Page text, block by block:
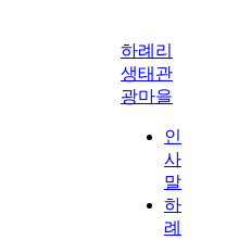
하례리
생태관
광마을
인
사
말
하
례